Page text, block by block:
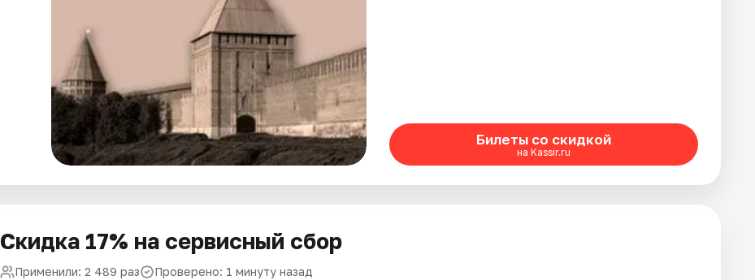
Билеты со скидкой
на Kassir.ru
Скидка 17% на сервисный сбор
Применили: 2 489 раз Проверено: 1 минуту назад